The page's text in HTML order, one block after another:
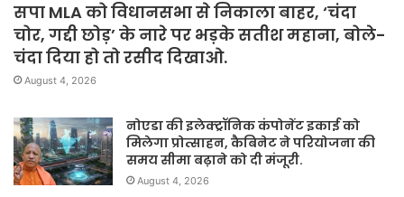
सपा MLA को विधानसभा से निकाला बाहर, ‘चंदा
चोर, गद्दी छोड़’ के नारे पर भड़के सतीश महाना, बोले-
चंदा दिया हो तो रसीद दिखाओ.
August 4, 2026
नोएडा की इलेक्ट्रॉनिक कंपोनेंट इकाई को
मिलेगा प्रोत्साहन, कैबिनेट ने परियोजना की
समय सीमा बढ़ाने को दी मंजूरी.
August 4, 2026